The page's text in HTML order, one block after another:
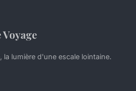
la lumière d'une escale lointaine.